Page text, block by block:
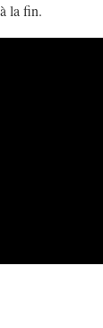
la fin.